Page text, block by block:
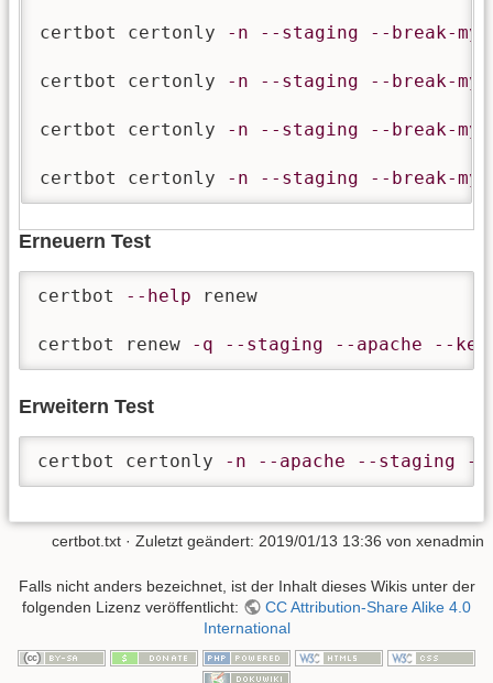
certbot certonly -n --staging --break-
certbot certonly -n --staging --break-
certbot certonly -n --staging --break-
certbot certonly -n --staging --break-
Erneuern Test
certbot --help renew
certbot renew -q --staging --apache --
Erweitern Test
certbot certonly -n --apache --staging --
certbot.txt · Zuletzt geändert: 2019/01/13 13:36 von xenadmin
Falls nicht anders bezeichnet, ist der Inhalt dieses Wikis unter der
folgenden Lizenz veröffentlicht:
CC Attribution-Share Alike 4.0
International